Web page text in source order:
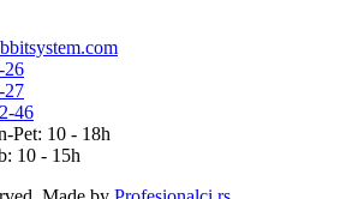
26
27
46
Pet: 10 - 18h
10 - 15h